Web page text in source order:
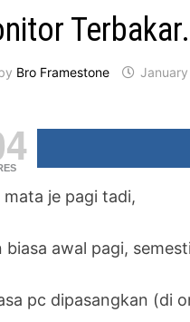
Bro Framestone January
mata je pagi tadi,
biasa awal pagi,
pc dipasangkan (di